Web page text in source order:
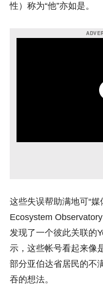
性）称为“他”亦如是。
这些失误帮助满地可“
Ecosystem
发现了一个彼此关联的
示，这些帐号看起来像
部分亚伯达省居民的不
吞的想法。